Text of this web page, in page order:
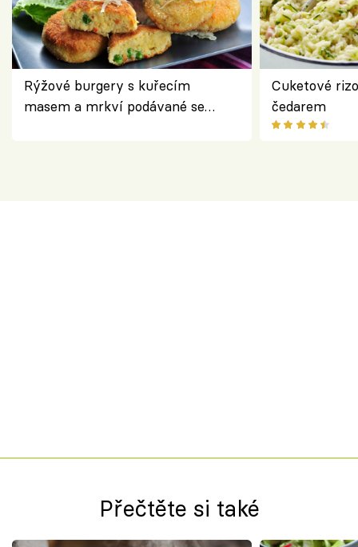
Rýžové burgery s kuřecím
masem a mrkví podávané se
Cuketové
čedarem
Přečtěte si také